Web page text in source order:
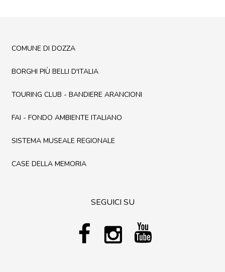
COMUNE DI DOZZA
BORGHI PIÙ BELLI D'ITALIA
TOURING CLUB - BANDIERE ARANCIONI
FAI - FONDO AMBIENTE ITALIANO
SISTEMA MUSEALE REGIONALE
CASE DELLA MEMORIA
SEGUICI SU